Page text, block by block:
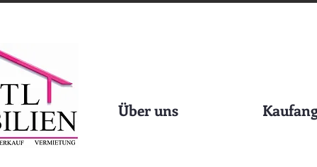
Über uns